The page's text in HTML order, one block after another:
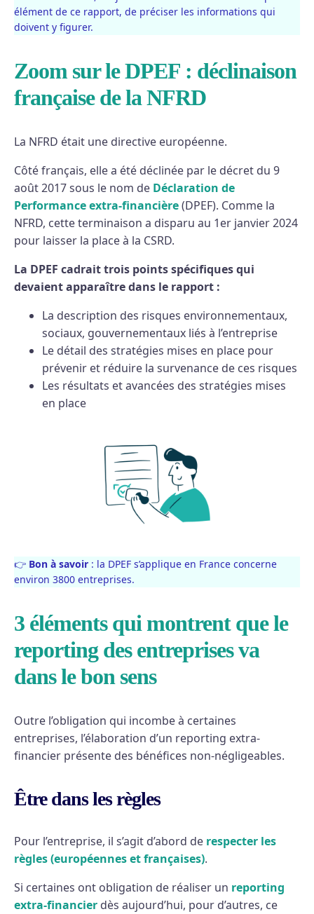
élément de ce rapport, de préciser les informations qui
doivent y figurer.
Zoom sur le DPEF : déclinaison
française de la NFRD
La NFRD était une directive européenne.
Côté français, elle a été déclinée par le décret du 9
août 2017 sous le nom de Déclaration de
Performance extra-financière(DPEF). Comme la
NFRD, cette terminaison a disparu au 1er janvier 2024
pour laisser la place à la CSRD.
La DPEF cadrait trois points spécifiques qui
devaient apparaître dans le rapport :
La description des risques environnementaux,
sociaux, gouvernementaux liés à l’entreprise
Le détail des stratégies mises en place pour
prévenir et réduire la survenance de ces risques
Les résultats et avancées des stratégies mises
en place
👉 Bon à savoir : la DPEF s’applique en France concerne
environ 3800 entreprises.
3 éléments qui montrent que le
reporting des entreprises va
dans le bon sens
Outre l’obligation qui incombe à certaines
entreprises, l’élaboration d’un reporting extra-
financier présente des bénéfices non-négligeables.
Être dans les règles
Pour l’entreprise, il s’agit d’abord de respecter les
règles (européennes et françaises).
Si certaines ont obligation de réaliser un reporting
extra-financier dès aujourd’hui, pour d’autres, ce